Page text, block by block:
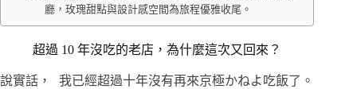
廳，玫瑰甜點與設計感空間為旅程優雅收尾。
超過 10 年沒吃的老店，為什麼這次又回來？
說實話， 我已經超過十年沒有再來京極かねよ吃飯了。